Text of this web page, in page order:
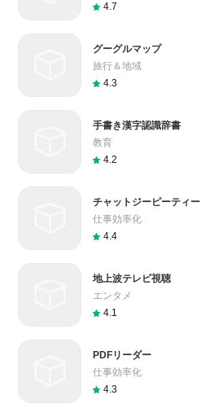
4.7
グーグルマップ
旅行＆地域
4.3
手書き漢字認識辞書
教育
4.2
チャットジーピーティー
仕事効率化
4.4
地上波テレビ視聴
エンタメ
4.1
PDFリーダー
仕事効率化
4.3